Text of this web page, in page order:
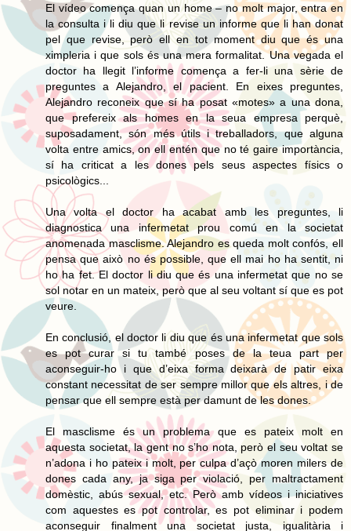
El vídeo comença quan un home – no molt major, entra en
la consulta i li diu que li revise un informe que li han donat
pel que revise, però ell en tot moment diu que és una
ximpleria i que sols és una mera formalitat. Una vegada el
doctor ha llegit l’informe comença a fer-li una sèrie de
preguntes a Alejandro, el pacient. En eixes preguntes,
Alejandro reconeix que sí ha posat «motes» a una dona,
que prefereix als homes en la seua empresa perquè,
suposadament, són més útils i treballadors, que alguna
volta entre amics, on ell entén que no té gaire importància,
sí ha criticat a les dones pels seus aspectes físics o
psicològics...
Una volta el doctor ha acabat amb les preguntes, li
diagnostica una infermetat prou comú en la societat
anomenada masclisme. Alejandro es queda molt confós, ell
pensa que això no és possible, que ell mai ho ha sentit, ni
ho ha fet. El doctor li diu que és una infermetat que no se
sol notar en un mateix, però que al seu voltant sí que es pot
veure.
En conclusió, el doctor li diu que és una infermetat que sols
es pot curar si tu també poses de la teua part per
aconseguir-ho i que d’eixa forma deixarà de patir eixa
constant necessitat de ser sempre millor que els altres, i de
pensar que ell sempre està per damunt de les dones.
El masclisme és un problema que es pateix molt en
aquesta societat, la gent no s’ho nota, però el seu voltat se
n’adona i ho pateix i molt, per culpa d’açò moren milers de
dones cada any, ja siga per violació, per maltractament
domèstic, abús sexual, etc. Però amb vídeos i iniciatives
com aquestes es pot controlar, es pot eliminar i podem
aconseguir finalment una societat justa, igualitària i